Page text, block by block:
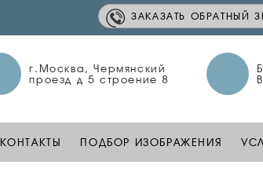
г.Москва, Чермянский
проезд д 5 строение 8
ЗАКАЗАТЬ ОБРАТНЫЙ
КОНТАКТЫ ПОДБОР ИЗОБРАЖЕНИЯ